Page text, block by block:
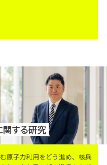
する研究
原子力利用をどう進め、核兵